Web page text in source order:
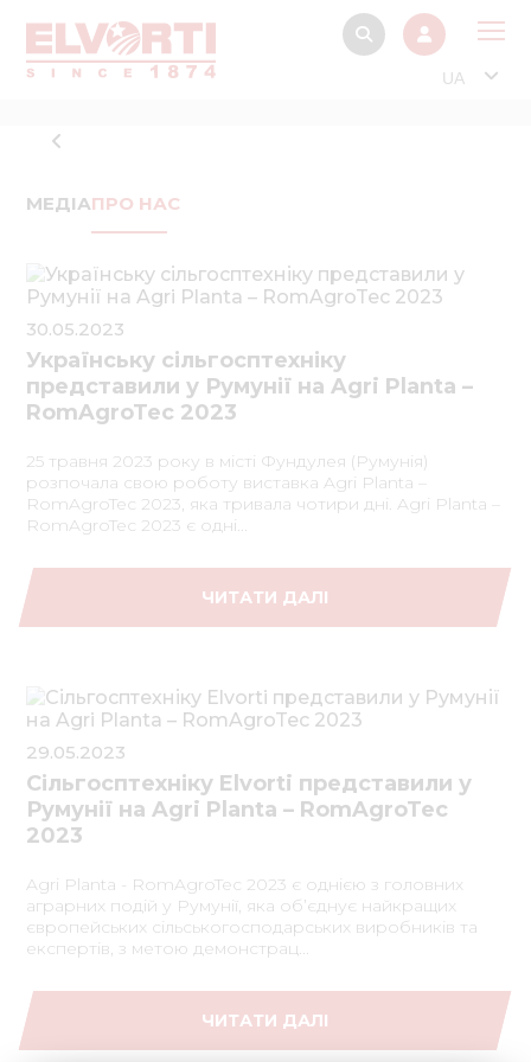
Інформація
Інформація
Медіа
UA
МЕДІАПРО НАС
30.05.2023
Українську сільгосптехніку
представили у Румунії на Agri Planta –
RomAgroTec 2023
25 травня 2023 року в місті Фундулея (Румунія)
розпочала свою роботу виставка Agri Planta –
RomAgroTec 2023, яка тривала чотири дні. Agri Planta –
RomAgroTec 2023 є одні...
ЧИТАТИ ДАЛІ
29.05.2023
Cільгосптехніку Elvorti представили у
Румунії на Agri Planta – RomAgroTec
2023
Agri Planta - RomAgroTec 2023 є однією з головних
аграрних подій у Румунії, яка об’єднує найкращих
європейських сільськогосподарських виробників та
експертів, з метою демонстрац...
ЧИТАТИ ДАЛІ